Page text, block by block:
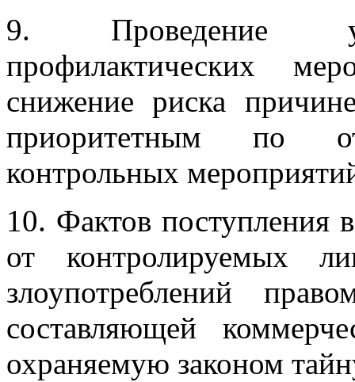
9. Проведение
профилактических
снижение риска
приоритетным по
контрольных
10. Фактов поступления
от контролируемых
злоупотреблений
составляющей
охраняемую законом